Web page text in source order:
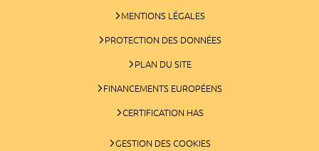
MENTIONS LÉGALES
PROTECTION DES DONNÉES
PLAN DU SITE
FINANCEMENTS EUROPÉENS
CERTIFICATION HAS
GESTION DES COOKIES